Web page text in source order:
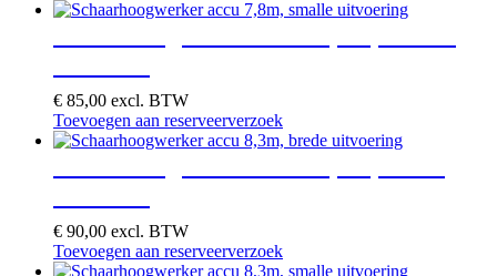
€ 85,00 excl. BTW
Toevoegen aan reserveerverzoek
€ 90,00 excl. BTW
Toevoegen aan reserveerverzoek